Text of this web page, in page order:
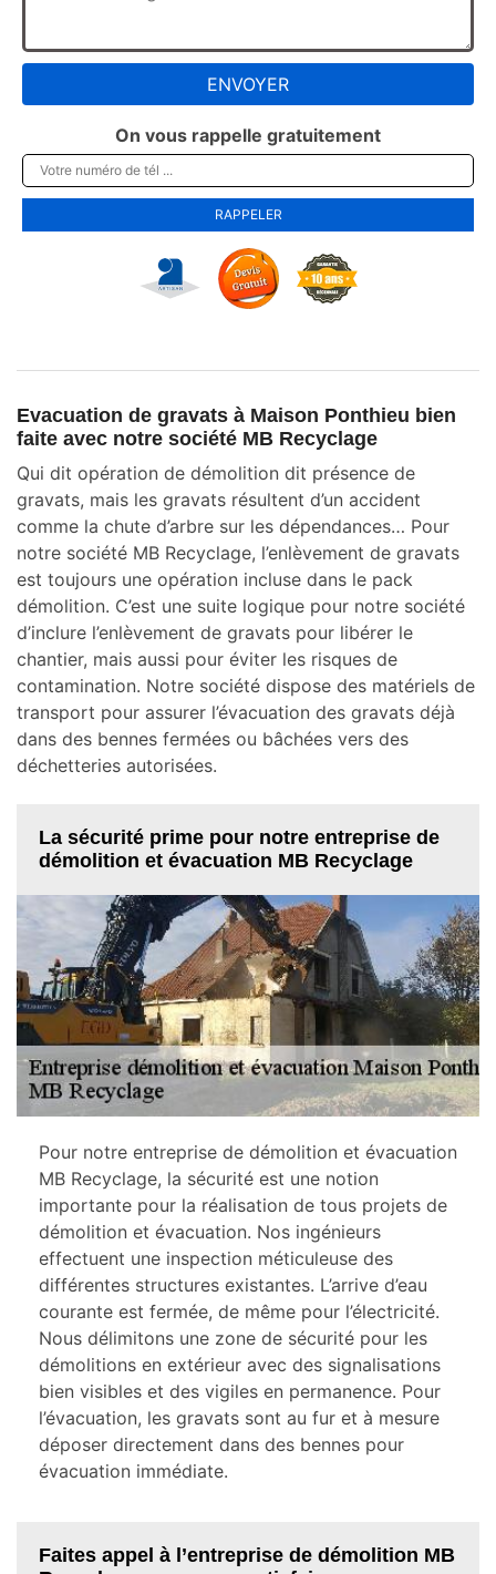
On vous rappelle gratuitement
Evacuation de gravats à Maison Ponthieu bien
faite avec notre société MB Recyclage
Qui dit opération de démolition dit présence de
gravats, mais les gravats résultent d’un accident
comme la chute d’arbre sur les dépendances… Pour
notre société MB Recyclage, l’enlèvement de gravats
est toujours une opération incluse dans le pack
démolition. C’est une suite logique pour notre société
d’inclure l’enlèvement de gravats pour libérer le
chantier, mais aussi pour éviter les risques de
contamination. Notre société dispose des matériels de
transport pour assurer l’évacuation des gravats déjà
dans des bennes fermées ou bâchées vers des
déchetteries autorisées.
La sécurité prime pour notre entreprise de
démolition et évacuation MB Recyclage
Pour notre entreprise de démolition et évacuation
MB Recyclage, la sécurité est une notion
importante pour la réalisation de tous projets de
démolition et évacuation. Nos ingénieurs
effectuent une inspection méticuleuse des
différentes structures existantes. L’arrive d’eau
courante est fermée, de même pour l’électricité.
Nous délimitons une zone de sécurité pour les
démolitions en extérieur avec des signalisations
bien visibles et des vigiles en permanence. Pour
l’évacuation, les gravats sont au fur et à mesure
déposer directement dans des bennes pour
évacuation immédiate.
Faites appel à l’entreprise de démolition MB